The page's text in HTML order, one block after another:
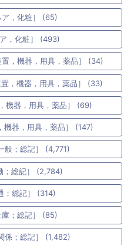
ア，化粧］ (65)
，化粧］ (493)
，機器，用具，薬品］ (34)
，機器，用具，薬品］ (33)
機器，用具，薬品］ (69)
機器，用具，薬品］ (147)
般；総記］ (4,771)
；総記］ (2,784)
；総記］ (314)
；総記］ (85)
係；総記］ (1,482)